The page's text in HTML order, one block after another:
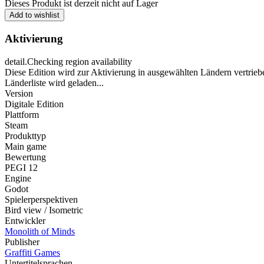
Dieses Produkt ist derzeit nicht auf Lager
Add to wishlist
Aktivierung
detail.Checking region availability
Diese Edition wird zur Aktivierung in ausgewählten Ländern
Länderliste wird geladen...
Version
Digitale Edition
Plattform
Steam
Produkttyp
Main game
Bewertung
PEGI 12
Engine
Godot
Spielerperspektiven
Bird view / Isometric
Entwickler
Monolith of Minds
Publisher
Graffiti Games